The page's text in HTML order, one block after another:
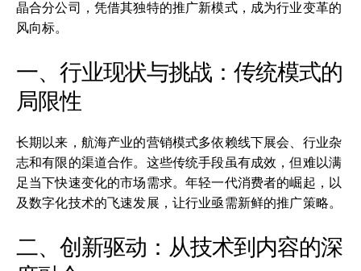
晶合分公司，凭借其独特的推广新模式，成为行业变革的
风向标。
一、行业现状与挑战：传统模式的
局限性
长期以来，航海产业的营销模式多依赖线下展会、行业杂
志和有限的渠道合作。这些传统手段虽有成效，但难以满
足当下快速变化的市场需求。年轻一代消费者的崛起，以
及数字化技术的飞速发展，让行业亟需新鲜的推广策略。
二、创新驱动：从技术到内容的深